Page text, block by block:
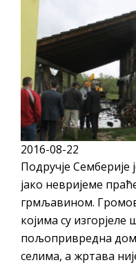
НА
ДОДАТАК
ВОЈСКЕ
Oд 27. јула
основцима
Обрасци
гориво
новембра
Захтјев
2016-08-22
Подручје
јако невријеме
грмљавином.
којима су изгорјеле
пољопривредна
селима, а жртава